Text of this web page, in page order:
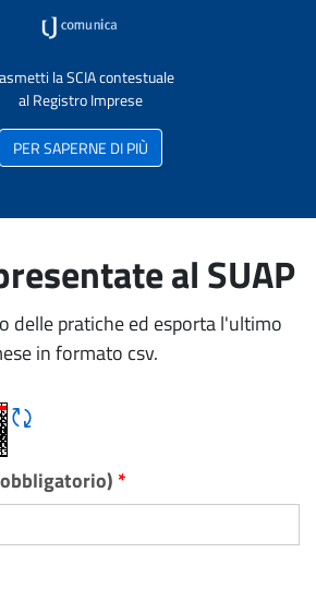
la SCIA contestuale
al Registro Imprese
PER SAPERNE DI PIÙ
al SUAP
delle pratiche ed esporta l'ultimo
in formato csv.
Rigene CAPTCHA
*